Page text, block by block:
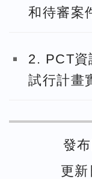
和待審案
2. PCT資
試行計畫
發
更